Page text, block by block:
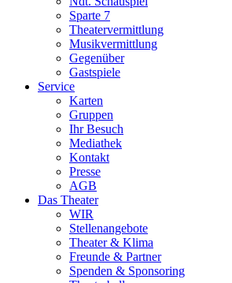
Sparte 7
Theatervermittlung
Musikvermittlung
Gegenüber
Gastspiele
Service
Karten
Gruppen
Ihr Besuch
Mediathek
Kontakt
Presse
AGB
Das Theater
WIR
Stellenangebote
Theater & Klima
Freunde & Partner
Spenden & Sponsoring